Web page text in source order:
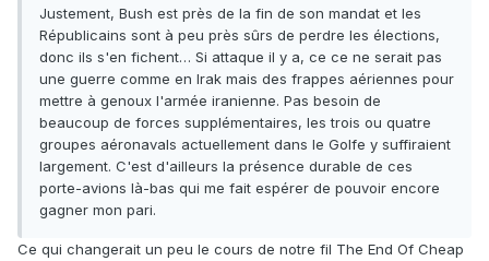
Justement, Bush est près de la fin de son mandat et les
Républicains sont à peu près sûrs de perdre les élections,
donc ils s'en fichent… Si attaque il y a, ce ce ne serait pas
une guerre comme en Irak mais des frappes aériennes pour
mettre à genoux l'armée iranienne. Pas besoin de
beaucoup de forces supplémentaires, les trois ou quatre
groupes aéronavals actuellement dans le Golfe y suffiraient
largement. C'est d'ailleurs la présence durable de ces
porte-avions là-bas qui me fait espérer de pouvoir encore
gagner mon pari.
Ce qui changerait un peu le cours de notre fil The End Of Cheap